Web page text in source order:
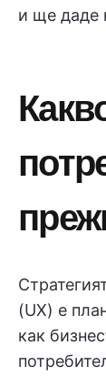
и ще даде
(UX) е
как